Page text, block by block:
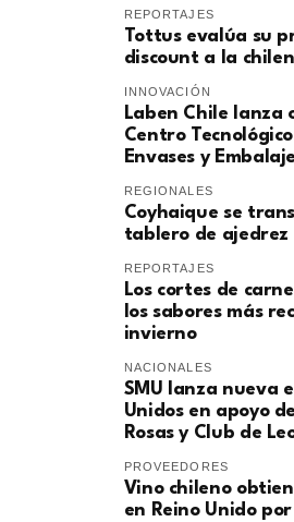
REPORTAJES
Tottus evalúa su
discount a la
INNOVACIÓN
Laben Chile lanza
Centro
Envases y
REGIONALES
Coyhaique se
tablero de ajedrez
REPORTAJES
Los cortes de
los sabores más
invierno
NACIONALES
SMU lanza nueva
Unidos en apoyo
Rosas y Club de
PROVEEDORES
Vino chileno
en Reino Unido